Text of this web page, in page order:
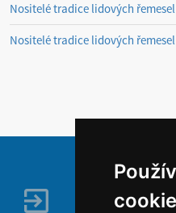
Nositelé tradice lidových řemesel
Nositelé tradice lidových řemesel